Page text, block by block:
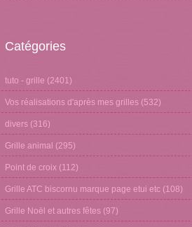
Catégories
tuto - grille (2401)
Vos réalisations d'après mes grilles (532)
divers (316)
Grille animal (295)
Point de croix (112)
Grille ATC biscornu marque page etui etc (108)
Grille Noël et autres fêtes (97)